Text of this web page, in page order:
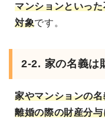
マンションといっ
対象です。
2-2. 家の名義は
家やマンションの
離婚の際の財産分